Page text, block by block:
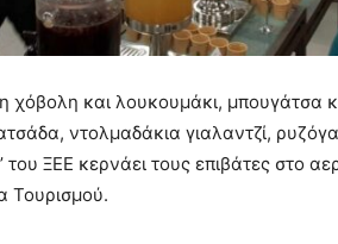
χόβολη και λουκουμάκι, μπουγάτσα
ντολμαδάκια γιαλαντζί,
ΞΕΕ κερνάει τους επιβάτες στο
Τουρισμού.